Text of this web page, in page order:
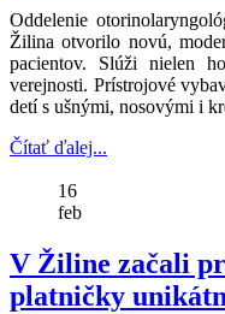
Oddelenie
Žilina otvorilo novú,
pacientov. Slúži nielen
verejnosti. Prístrojové
detí s ušnými, nosovými i
Čítať ďalej...
16
feb
V Žiline začali
platničky